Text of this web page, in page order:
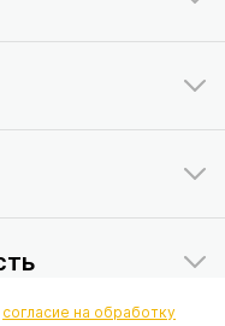
согласие на обработку